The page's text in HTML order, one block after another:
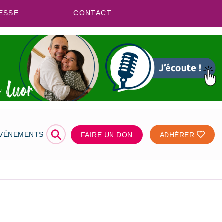
CONTACT
⚲ FAIRE UN DON ADHÉRER